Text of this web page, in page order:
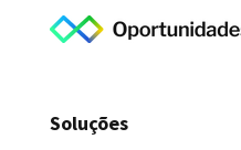
Soluções